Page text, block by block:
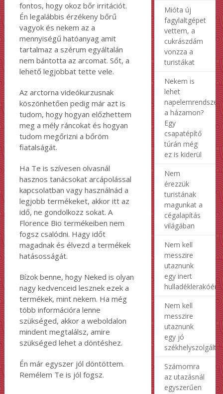
fontos, hogy okoz bőr irritációt.
Én legalábbis érzékeny bőrű
vagyok és nekem az a
mennyiségű hatóanyag amit
tartalmaz a szérum egyáltalán
nem bántotta az arcomat. Sőt, a
lehető legjobbat tette vele.
Az arctorna videókurzusnak
köszönhetően pedig már azt is
tudom, hogy hogyan előzhettem
meg a mély ráncokat és hogyan
tudom megőrizni a bőröm
fiatalságát.
Ha Te is szívesen olvasnál
hasznos tanácsokat arcápolással
kapcsolatban vagy használnád a
legjobb termékeket, akkor itt az
idő, ne gondolkozz sokat. A
Florence Bio termékeiben nem
fogsz csalódni. Hagy időt
magadnak és élvezd a termékek
hatásosságát.
Bízok benne, hogy Neked is olyan
nagy kedvenceid lesznek ezek a
termékek, mint nekem. Ha még
több információra lenne
szükséged, akkor a weboldalon
mindent megtalálsz, amire
szükséged lehet a döntéshez.
Én már egyszer jól döntöttem.
Remélem Te is jól fogsz.
Mióta új
fagylaltgépet
vettem, a
cukrászdám
vonzza a
turistákat
Nekem is
lehet
napelemrendszer
a házamon?
Egy
csapatépítő
túrán még
ez is kiderül
Nem
érezzük
turistának
magunkat a
cégalapítás
világában
Nem kell
messzire
utaznunk
egy inert
hulladéklerakóért
Nem kell
messzire
utaznunk
egy jó
Számomra
az utazásnál
egyszerűen